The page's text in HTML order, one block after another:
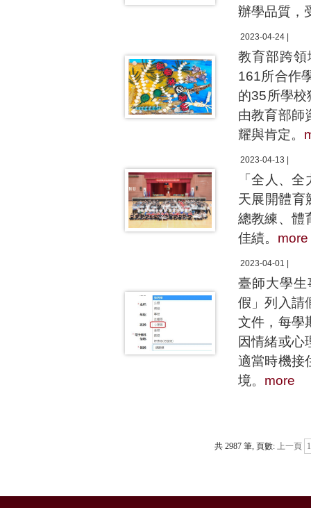
辦學品質，
2023-04-24 |
教育部跨
161所合作
的35所學
由教育部師
耀與肯定。
2023-04-13 |
「全人、
天展開體育
總教練、體
佳績。 more
2023-04-01 |
臺師大學
假」列入請
文件，每學
因情緒或心
適當時機接
境。 more
共 2987 筆, 頁數: 上一頁 1